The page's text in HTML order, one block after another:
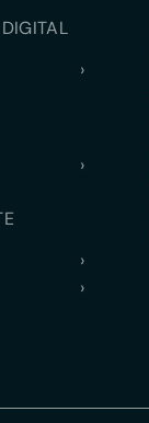
›
›
›
›